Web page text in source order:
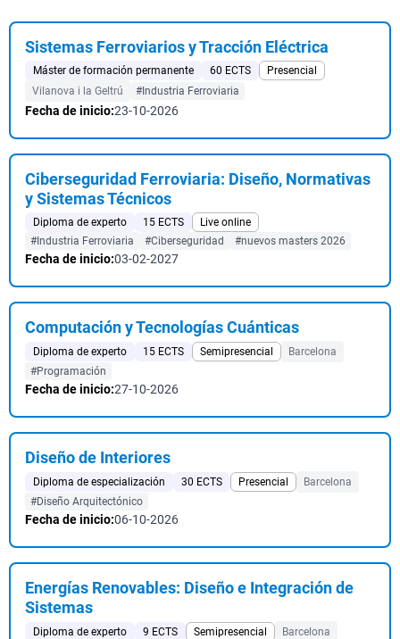
Sistemas Ferroviarios y Tracción Eléctrica
Máster de formación permanente 60 ECTS
Presencial
Vilanova i la Geltrú
#Industria Ferroviaria
Fecha de inicio:23-10-2026
Ciberseguridad Ferroviaria: Diseño, Normativas
y Sistemas Técnicos
Diploma de experto 15 ECTS
Live online
#Industria Ferroviaria
#Ciberseguridad #nuevos masters 2026
Fecha de inicio:03-02-2027
Computación y Tecnologías Cuánticas
Diploma de experto 15 ECTS Semipresencial
Barcelona
#Programación
Fecha de inicio:27-10-2026
Diseño de Interiores
Diploma de especialización 30 ECTS Presencial
Barcelona
#Diseño Arquitectónico
Fecha de inicio:06-10-2026
Energías Renovables: Diseño e Integración de
Sistemas
Diploma de experto 9 ECTS Semipresencial
Barcelona